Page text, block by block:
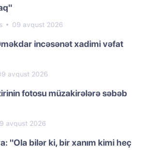
09 avqust 2026
incəsənət xadimi vəfat
avqust 2026
fotosu müzakirələrə səbəb
avqust 2026
"Ola bilər ki, bir xanım kimi heç